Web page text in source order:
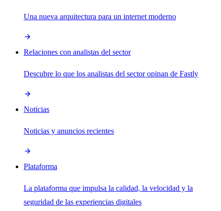
Una nueva arquitectura para un internet moderno
Relaciones con analistas del sector
Descubre lo que los analistas del sector opinan de Fastly
Noticias
Noticias y anuncios recientes
Plataforma
La plataforma que impulsa la calidad, la velocidad y la
seguridad de las experiencias digitales